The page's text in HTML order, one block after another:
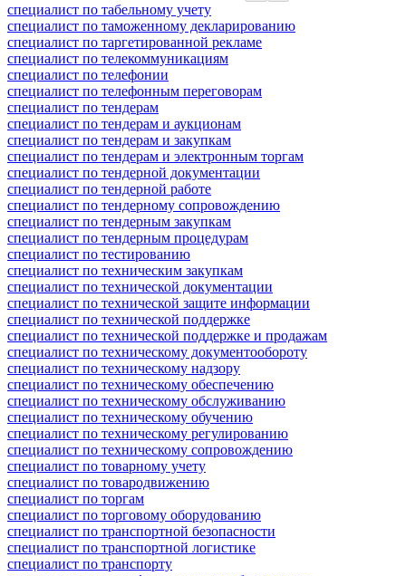
специалист по табельному учету
специалист по таможенному декларированию
специалист по таргетированной рекламе
специалист по телекоммуникациям
специалист по телефонии
специалист по телефонным переговорам
специалист по тендерам
специалист по тендерам и аукционам
специалист по тендерам и закупкам
специалист по тендерам и электронным торгам
специалист по тендерной документации
специалист по тендерной работе
специалист по тендерному сопровождению
специалист по тендерным закупкам
специалист по тендерным процедурам
специалист по тестированию
специалист по техническим закупкам
специалист по технической документации
специалист по технической защите информации
специалист по технической поддержке
специалист по технической поддержке и продажам
специалист по техническому документообороту
специалист по техническому надзору
специалист по техническому обеспечению
специалист по техническому обслуживанию
специалист по техническому обучению
специалист по техническому регулированию
специалист по техническому сопровождению
специалист по товарному учету
специалист по товародвижению
специалист по торгам
специалист по торговому оборудованию
специалист по транспортной безопасности
специалист по транспортной логистике
специалист по транспорту